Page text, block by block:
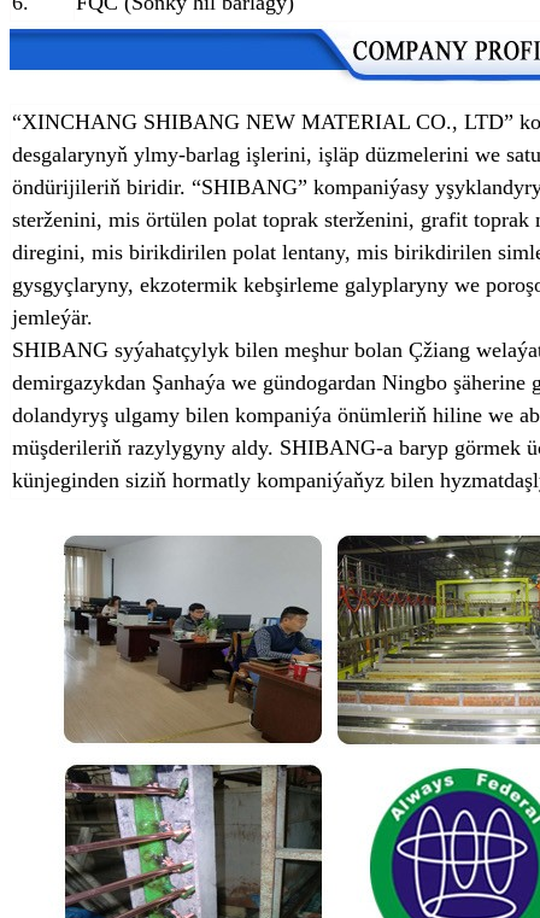
“XINCHANG SHIBANG NEW MATERIAL CO., LTD”
desgalarynyň ylmy-barlag işlerini, işläp düzmelerini we
öndürijileriň biridir. “SHIBANG” kompaniýasy
sterženini, mis örtülen polat toprak sterženini, grafit
diregini, mis birikdirilen polat lentany, mis birikdirilen
gysgyçlaryny, ekzotermik kebşirleme galyplaryny we
jemleýär.
SHIBANG syýahatçylyk bilen meşhur bolan Çžiang
demirgazykdan Şanhaýa we gündogardan Ningbo
dolandyryş ulgamy bilen kompaniýa önümleriň hiline we
müşderileriň razylygyny aldy. SHIBANG-a baryp görmek
künjeginden siziň hormatly kompaniýaňyz bilen